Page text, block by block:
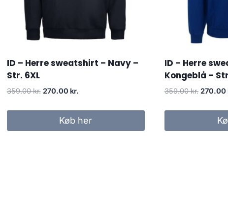
ID – Herre sweatshirt – Navy –
Str. 6XL
359.00kr. Original
359.00 kr..
270.00 kr.Current
270.00 kr..
Køb her
ID – Herre
Kongeblå –
359.00kr. Original
359.00
270.00